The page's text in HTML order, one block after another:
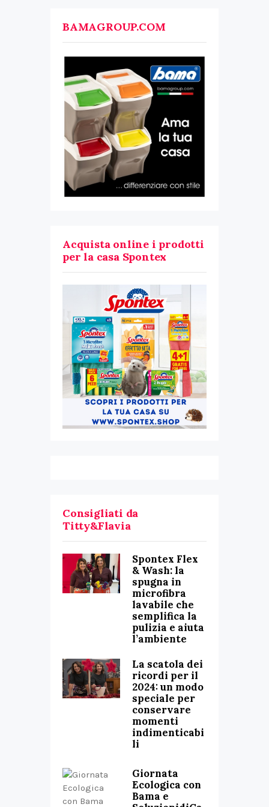
BAMAGROUP.COM
Acquista online i prodotti
per la casa Spontex
Consigliati da
Titty&Flavia
Spontex Flex
& Wash: la
spugna in
microfibra
lavabile che
semplifica la
pulizia e aiuta
l’ambiente
La scatola dei
ricordi per il
2024: un modo
speciale per
conservare
momenti
indimenticabi
li
Giornata
Ecologica con
Bama e